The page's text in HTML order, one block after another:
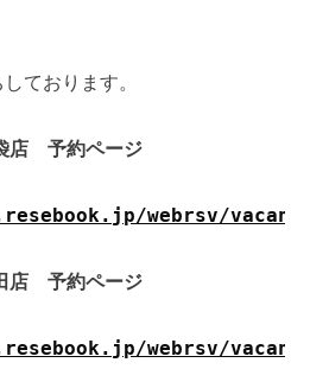
ております。
　予約ページ
webrsv/vacant/
　予約ページ
webrsv/vacant/